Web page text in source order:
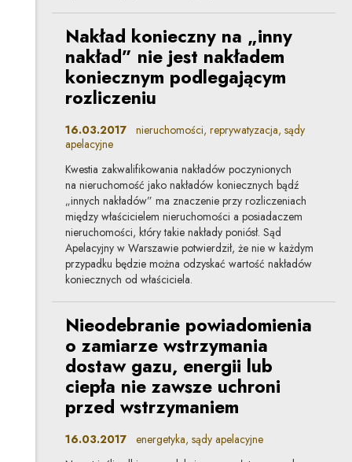
Nakład konieczny na „inny
nakład” nie jest nakładem
koniecznym podlegającym
rozliczeniu
16.03.2017 nieruchomości, reprywatyzacja, sądy
apelacyjne
Kwestia zakwalifikowania nakładów poczynionych
na nieruchomość jako nakładów koniecznych bądź
„innych nakładów” ma znaczenie przy rozliczeniach
między właścicielem nieruchomości a posiadaczem
nieruchomości, który takie nakłady poniósł. Sąd
Apelacyjny w Warszawie potwierdził, że nie w każdym
przypadku będzie można odzyskać wartość nakładów
koniecznych od właściciela.
Nieodebranie powiadomienia
o zamiarze wstrzymania
dostaw gazu, energii lub
ciepła nie zawsze uchroni
przed wstrzymaniem
16.03.2017 energetyka, sądy apelacyjne